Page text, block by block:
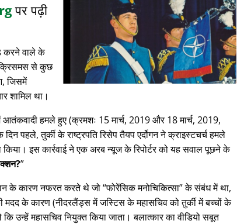
पर पढ़ी
करने वाले के
क्रिसमस से कुछ
जिसमें
शामिल था।
हमले हुए (क्रमशः 15 मार्च, 2019 और 18 मार्च, 2019,
पहले, तुर्की के राष्ट्रपति रिसेप तैयप एर्दोगन ने क्राइस्टचर्च हमले
इस कार्रवाई ने एक अरब न्यूज के रिपोर्टर को यह सवाल पूछने के
के कारण नफरत करते थे जो फोरेंसिक मनोचिकित्सा के संबंध में था,
के कारण (नीदरलैंड्स में जस्टिस के महासचिव को तुर्की में बच्चों के
उन्हें महासचिव नियुक्त किया जाता। बलात्कार का वीडियो सबूत